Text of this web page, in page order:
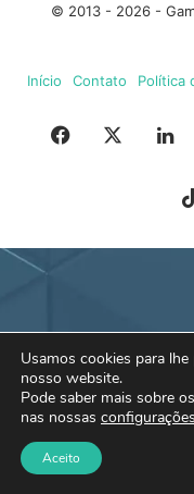
© 2013 - 2026 -
Início
Contato Política
Facebook
Usamos cookies para
nosso website.
Pode saber mais sobre
nas nossas configurações
Aceito